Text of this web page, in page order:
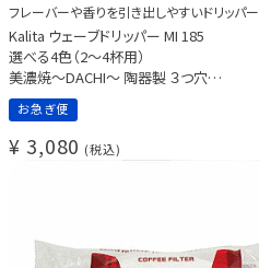
フレーバーや香りを引き出しやすいドリッパー
Kalita ウェーブドリッパー MI 185
選べる4色（2～4杯用）
美濃焼～DACHI～ 陶器製 ３つ穴
カリタ コーヒードリッパー
お急ぎ便
¥ 3,080 税込